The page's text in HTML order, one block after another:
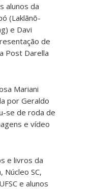
alunos da
(Laklãnõ-
e Davi
de
Post Darella
Mariani
por Geraldo
se de roda de
e vídeo
e livros da
Núcleo SC,
e alunos